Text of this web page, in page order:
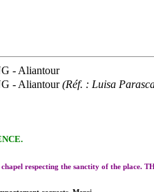
- Aliantour
- Aliantour(Réf. : Luisa
respecting the sanctity of the place.